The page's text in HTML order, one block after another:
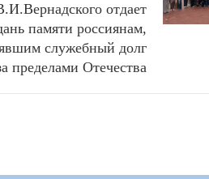
отдает
памяти россиянам,
служебный долг
пределами Отечества